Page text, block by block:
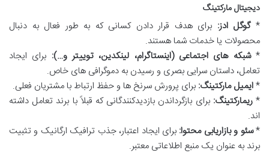
دیجیتال مارکتینگ
*گوگل ادز: برای هدف قرار دادن کسانی که به طور فعال به دنبال
محصولات یا خدمات شما هستند.
*شبکه های اجتماعی (اینستاگرام، لینکدین، توییتر و…): برای ایجاد
تعامل، داستان سرایی بصری و رسیدن به دموگرافی های خاص.
*ایمیل مارکتینگ: برای پرورش سرنخ ها و حفظ ارتباط با مشتریان فعلی.
*ریمارکتینگ: برای بازگرداندن بازدیدکنندگانی که قبلاً با برند تعامل داشته
اند.
*سئو و بازاریابی محتوا: برای ایجاد اعتبار، جذب ترافیک ارگانیک و تثبیت
برند به عنوان یک منبع اطلاعاتی معتبر.